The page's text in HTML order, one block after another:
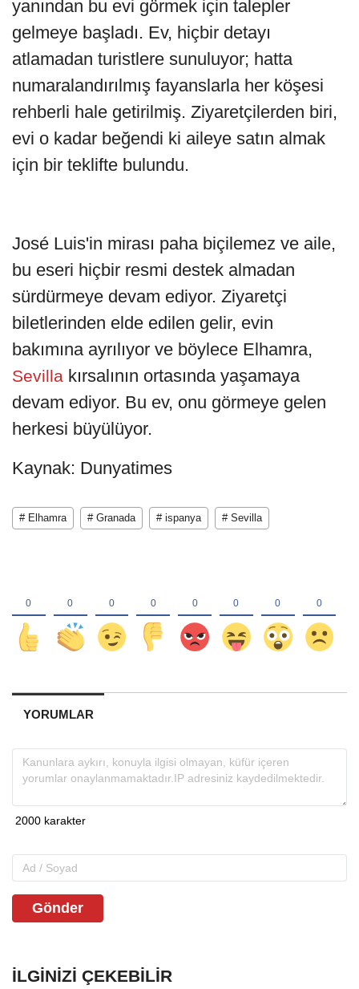
yanından bu evi görmek için talepler
gelmeye başladı. Ev, hiçbir detayı
atlamadan turistlere sunuluyor; hatta
numaralandırılmış fayanslarla her köşesi
rehberli hale getirilmiş. Ziyaretçilerden biri,
evi o kadar beğendi ki aileye satın almak
için bir teklifte bulundu.
José Luis'in mirası paha biçilemez ve aile,
bu eseri hiçbir resmi destek almadan
sürdürmeye devam ediyor. Ziyaretçi
biletlerinden elde edilen gelir, evin
bakımına ayrılıyor ve böylece Elhamra,
Sevilla kırsalının ortasında yaşamaya
devam ediyor. Bu ev, onu görmeye gelen
herkesi büyülüyor.
Kaynak: Dunyatimes
# Elhamra # Granada # ispanya # Sevilla
YORUMLAR
Gönder
İLGINIZI ÇEKEBILIR